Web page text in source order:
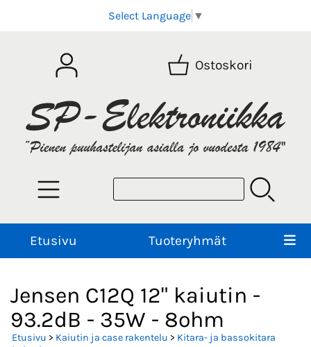
Select Language ▼
Ostoskori
Etusivu Tuoteryhmät
Jensen C12Q 12" kaiutin -
93.2dB - 35W - 8ohm
Etusivu > Kaiutin ja case rakentelu > Kitara- ja bassokitara